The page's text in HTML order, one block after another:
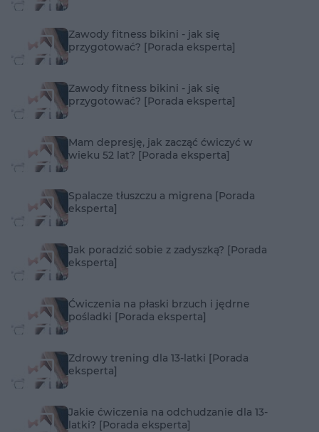
Zawody fitness bikini - jak się
przygotować? [Porada eksperta]
Zawody fitness bikini - jak się
przygotować? [Porada eksperta]
Mam depresję, jak zacząć ćwiczyć w
wieku 52 lat? [Porada eksperta]
Spalacze tłuszczu a migrena [Porada
eksperta]
Jak poradzić sobie z zadyszką? [Porada
eksperta]
Ćwiczenia na płaski brzuch i jędrne
pośladki [Porada eksperta]
Zdrowy trening dla 13-latki [Porada
eksperta]
Jakie ćwiczenia na odchudzanie dla 13-
latki? [Porada eksperta]